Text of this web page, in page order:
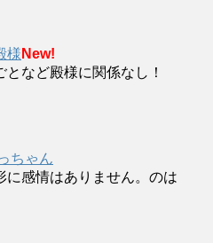
様 New!
となど殿様に関係なし！
ちゃん
に感情はありません。のは